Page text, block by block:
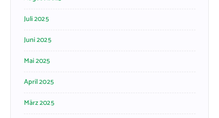
Juli 2025
Juni 2025
Mai 2025
April 2025
März 2025